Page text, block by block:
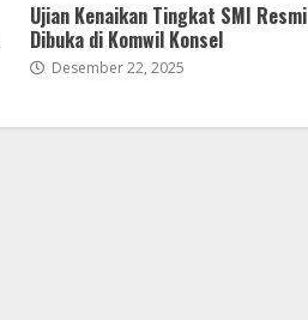
Ujian Kenaikan Tingkat SMI Resmi
Dibuka di Komwil Konsel
Desember 22, 2025